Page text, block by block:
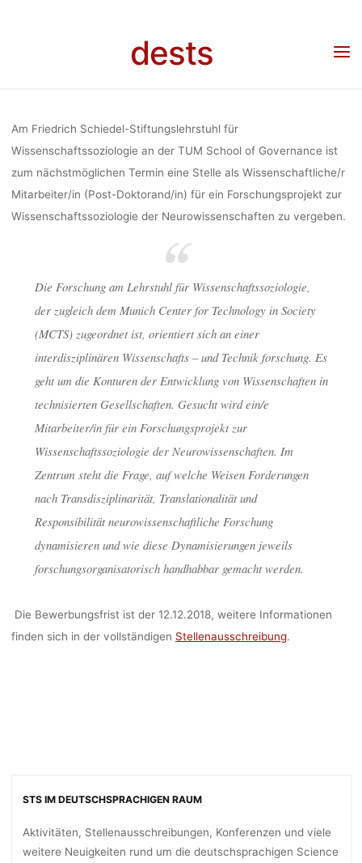
dests
TU
Stellenangebot: Wiss. Mitarbeiter/-in (Post-Doc),
Am Friedrich Schiedel-Stiftungslehrstuhl für
Wissenschaftssoziologie an der TUM School of Governance ist
zum nächstmöglichen Termin eine Stelle als Wissenschaftliche/r
Mitarbeiter/in (Post-Doktorand/in) für ein Forschungsprojekt zur
Wissenschaftssoziologie der Neurowissenschaften zu vergeben.
Die Forschung am Lehrstuhl für Wissenschaftssoziologie,
der zugleich dem Munich Center for Technology in Society
(MCTS) zugeordnet ist, orientiert sich an einer
interdisziplinären Wissenschafts – und Technik forschung. Es
geht um die Konturen der Entwicklung von Wissenschaften in
technisierten Gesellschaften. Gesucht wird ein/e
Mitarbeiter/in für ein Forschungsprojekt zur
Wissenschaftssoziologie der Neurowissenschaften. Im
Zentrum steht die Frage, auf welche Weisen Forderungen
nach Transdisziplinarität, Translationalität und
Responsibilität neurowissenschaftliche Forschung
dynamisieren und wie diese Dynamisierungen jeweils
forschungsorganisatorisch handhabbar gemacht werden.
Die Bewerbungsfrist ist der 12.12.2018, weitere Informationen
finden sich in der vollständigen Stellenausschreibung.
STS IM DEUTSCHSPRACHIGEN RAUM
Aktivitäten, Stellenausschreibungen, Konferenzen und viele
weitere Neuigkeiten rund um die deutschsprachigen Science